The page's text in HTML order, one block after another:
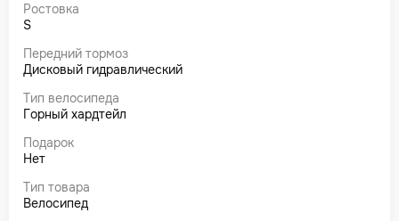
Ростовка
S
Передний тормоз
Дисковый гидравлический
Тип велосипеда
Горный хардтейл
Подарок
Нет
Тип товара
Велосипед